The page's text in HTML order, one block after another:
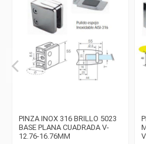
PINZA INOX 316 BRILLO 5023
BASE PLANA CUADRADA V-
12.76-16.76MM